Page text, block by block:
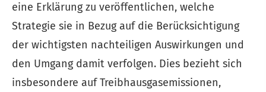
eine Erklärung zu veröffentlichen, welche
Strategie sie in Bezug auf die Berücksichtigung
der wichtigsten nachteiligen Auswirkungen und
den Umgang damit verfolgen. Dies bezieht sich
insbesondere auf Treibhausgasemissionen,